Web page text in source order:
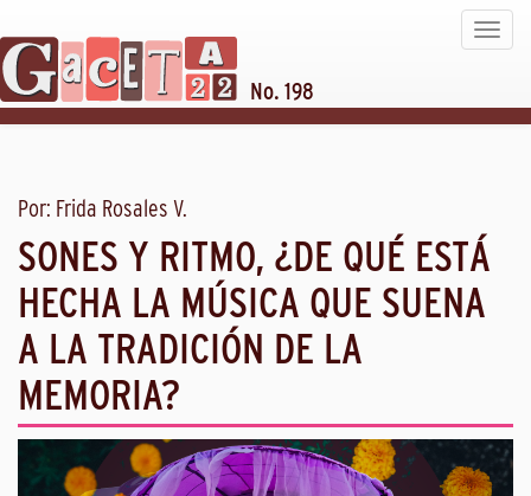
Toggle
No. 198
Por: Frida Rosales V.
SONES Y RITMO, ¿DE QUÉ ESTÁ
HECHA LA MÚSICA QUE SUENA
A LA TRADICIÓN DE LA
MEMORIA?